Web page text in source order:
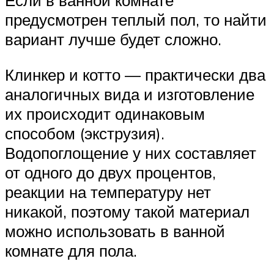
предусмотрен теплый пол, то найти
вариант лучше будет сложно.
Клинкер и котто — практически два
аналогичных вида и изготовление
их происходит одинаковым
способом (экструзия).
Водопоглощение у них составляет
от одного до двух процентов,
реакции на температуру нет
никакой, поэтому такой материал
можно использовать в ванной
комнате для пола.